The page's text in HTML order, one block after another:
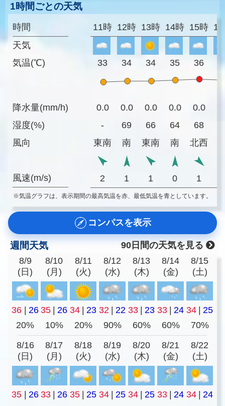
1時間ごとの天気
時間
天気
気温(℃)
降水量(mm/h)
湿度(%)
風向
風速(m/s)
11時 12時 13時 14時 15時
33 34 34 35 36
0.0 0.0 0.0 0.0 0.0
-
69 66 64 68
東南
南 東南 南 北西
2 1 1 0 1
※気温グラフは、表示期間の最高気温を赤、最低気温を青としています。
コンパスを表示
週間天気
90日間の天気を見る
8/9
(日)
8/10
(月)
8/11
(火)
8/12
(水)
8/13
(木)
8/14
(金)
8/15
(土)
36 26 35 26 34 23 32 22 33 23 33 24 34
25
20%
10% 20% 90% 60% 60% 70%
8/16
(日)
8/17
(月)
8/18
(火)
8/19
(水)
8/20
(木)
8/21
(金)
8/22
(土)
35 26 33 26 35 25 34 25 34 25 33 24 34
24